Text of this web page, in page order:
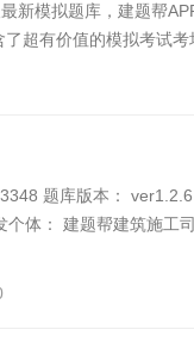
新模拟题库，建题帮
超有价值的模拟考试
及考试趋势变...
题库版本：
： 建题帮建筑施工